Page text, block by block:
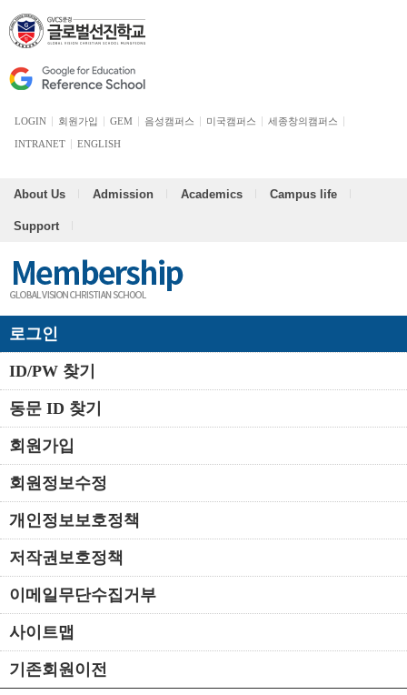
LOGIN 회원가입 GEM 음성캠퍼스 미국캠퍼스 세종창의캠퍼스
INTRANET ENGLISH
About Us Admission Academics Campus life
Support
로그인
ID/PW 찾기
동문 ID 찾기
회원가입
회원정보수정
개인정보보호정책
저작권보호정책
이메일무단수집거부
사이트맵
기존회원이전